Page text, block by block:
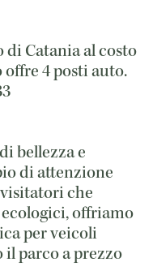
Catania al costo
4 posti auto.
bellezza e
di attenzione
visitatori che
offriamo
per veicoli
parco a prezzo